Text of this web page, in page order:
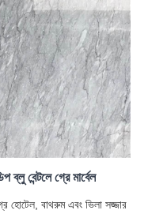
ব্লু বেন্টলে গ্রে মার্বেল
হোটেল, বাথরুম এবং ভিলা সজ্জার